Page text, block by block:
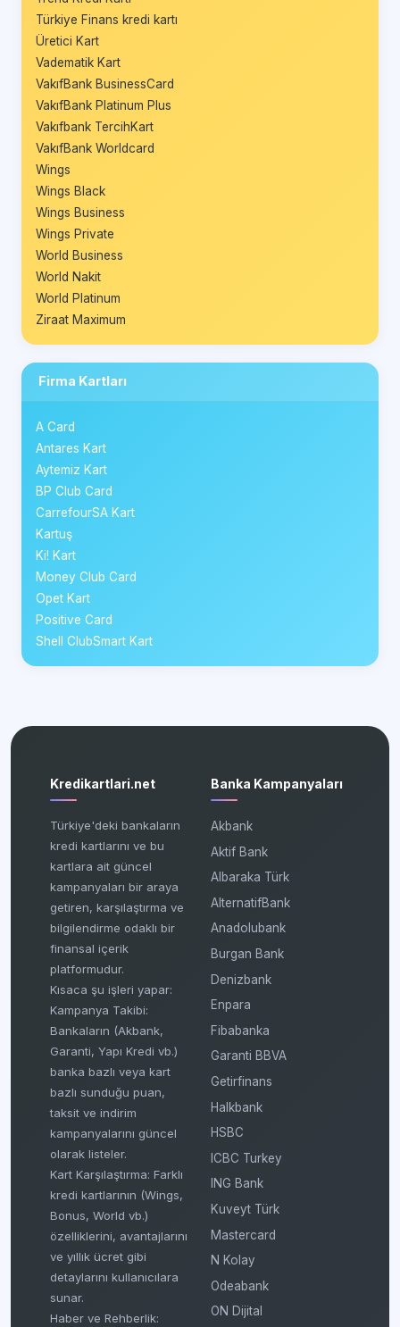
Türkiye Finans kredi kartı
Üretici Kart
Vadematik Kart
VakıfBank BusinessCard
VakıfBank Platinum Plus
Vakıfbank TercihKart
VakıfBank Worldcard
Wings
Wings Black
Wings Business
Wings Private
World Business
World Nakit
World Platinum
Ziraat Maximum
Firma Kartları
A Card
Antares Kart
Aytemiz Kart
BP Club Card
CarrefourSA Kart
Kartuş
Ki! Kart
Money Club Card
Opet Kart
Positive Card
Shell ClubSmart Kart
Kredikartlari.net
Türkiye'deki bankaların
kredi kartlarını ve bu
kartlara ait güncel
kampanyaları bir araya
getiren, karşılaştırma ve
bilgilendirme odaklı bir
finansal içerik
platformudur.
Kısaca şu işleri yapar:
Kampanya Takibi:
Bankaların (Akbank,
Garanti, Yapı Kredi vb.)
banka bazlı veya kart
bazlı sunduğu puan,
taksit ve indirim
kampanyalarını güncel
olarak listeler.
Kart Karşılaştırma: Farklı
kredi kartlarının (Wings,
Bonus, World vb.)
özelliklerini, avantajlarını
ve yıllık ücret gibi
detaylarını kullanıcılara
sunar.
Haber ve Rehberlik:
Banka Kampanyaları
Akbank
Aktif Bank
Albaraka Türk
AlternatifBank
Anadolubank
Burgan Bank
Denizbank
Enpara
Fibabanka
Garanti BBVA
Getirfinans
Halkbank
HSBC
ICBC Turkey
ING Bank
Kuveyt Türk
Mastercard
N Kolay
Odeabank
ON Dijital